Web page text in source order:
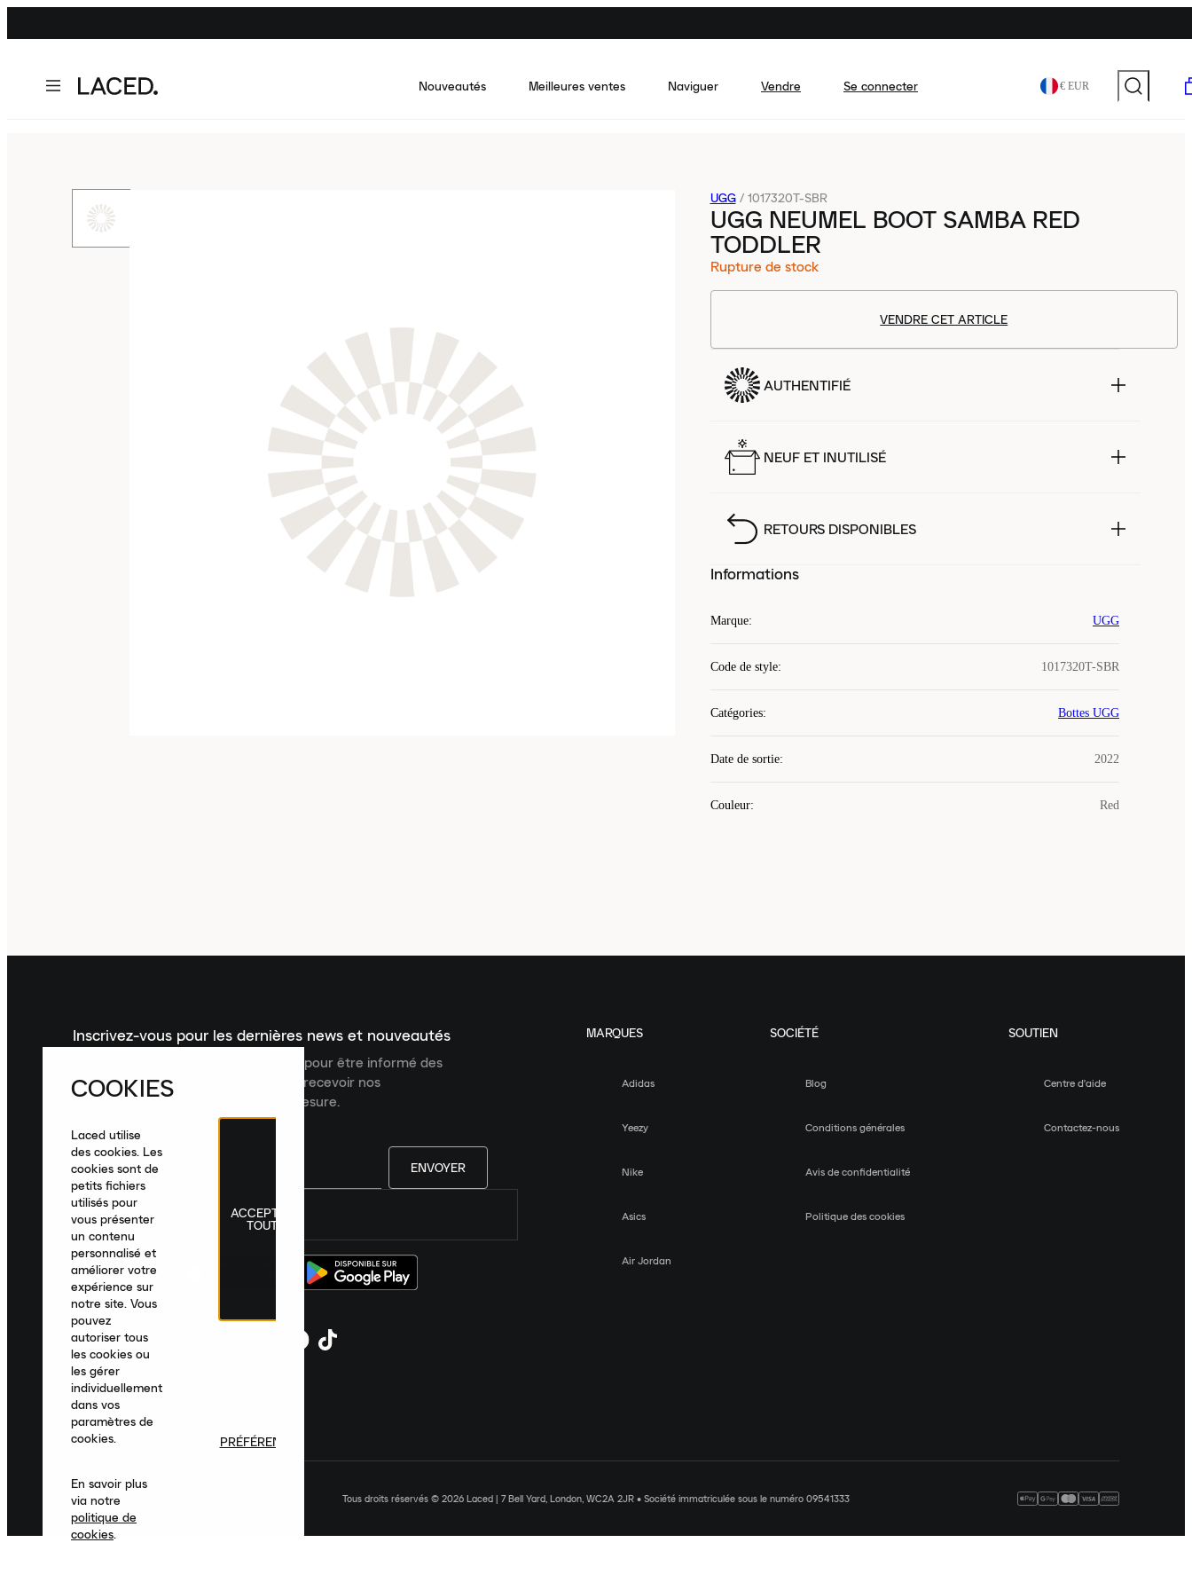
Nouveautés Meilleures ventes Naviguer Vendre Se connecter € EUR
UGG / 1017320T-SBR
UGG NEUMEL BOOT SAMBA RED
TODDLER
Rupture de stock
VENDRE CET ARTICLE
AUTHENTIFIÉ
NEUF ET INUTILISÉ
RETOURS DISPONIBLES
Informations
Marque: UGG
Code de style: 1017320T-SBR
Catégories: Bottes UGG
Date de sortie: 2022
Couleur: Red
Inscrivez-vous pour les dernières news et nouveautés
Inscrivez-vous à la newsletter Laced pour être informé des
dernières nouveautés, collections et recevoir nos
recommandations de produits sur mesure.
ENVOYER
France|Français
MARQUES
Adidas
Yeezy
Nike
Asics
Air Jordan
SOCIÉTÉ
Blog
Conditions générales
Avis de confidentialité
Politique des cookies
SOUTIEN
Centre d'aide
Contactez-nous
Tous droits réservés © 2026 Laced | 7 Bell Yard, London, WC2A 2JR • Société immatriculée sous le numéro 09541333
COOKIES
Laced utilise
des cookies. Les
cookies sont de
petits fichiers
utilisés pour
vous présenter
un contenu
personnalisé et
améliorer votre
expérience sur
notre site. Vous
pouvez
autoriser tous
les cookies ou
les gérer
individuellement
dans vos
paramètres de
cookies.
En savoir plus
via notre
politique de
cookies.
ACCEPTER
TOUT
PRÉFÉRENCES